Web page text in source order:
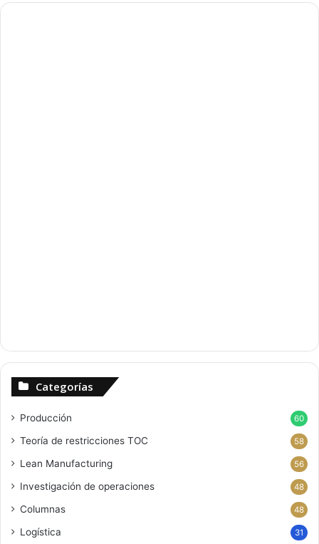
Categorías
Producción 60
Teoría de restricciones TOC 58
Lean Manufacturing 56
Investigación de operaciones 48
Columnas 48
Logística 31